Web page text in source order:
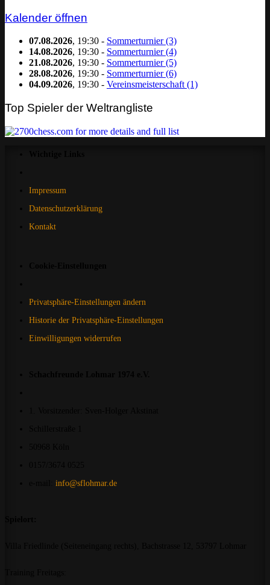
Kalender öffnen
07.08.2026, 19:30 - Sommerturnier (3)
14.08.2026, 19:30 - Sommerturnier (4)
21.08.2026, 19:30 - Sommerturnier (5)
28.08.2026, 19:30 - Sommerturnier (6)
04.09.2026, 19:30 - Vereinsmeisterschaft (1)
Top Spieler der Weltrangliste
Impressum
Datenschutzerklärung
Kontakt
Privatsphäre-Einstellungen ändern
Historie der Privatsphäre-Einstellungen
Einwilligungen widerrufen
info@sflohmar.de